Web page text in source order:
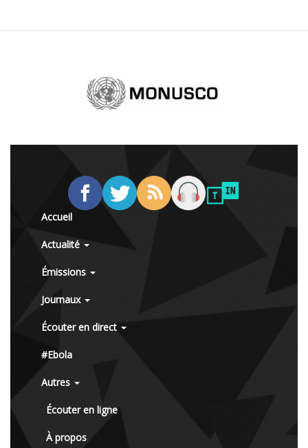
Accueil
Actualité
Émissions
Journaux
Écouter en direct
#Ebola
Autres
Écouter en ligne
À propos